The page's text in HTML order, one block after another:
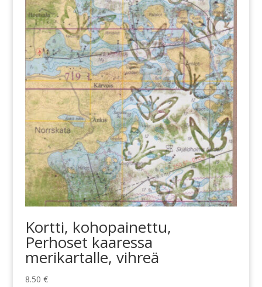
Kortti, kohopainettu,
Perhoset kaaressa
merikartalle, vihreä
8.50 €